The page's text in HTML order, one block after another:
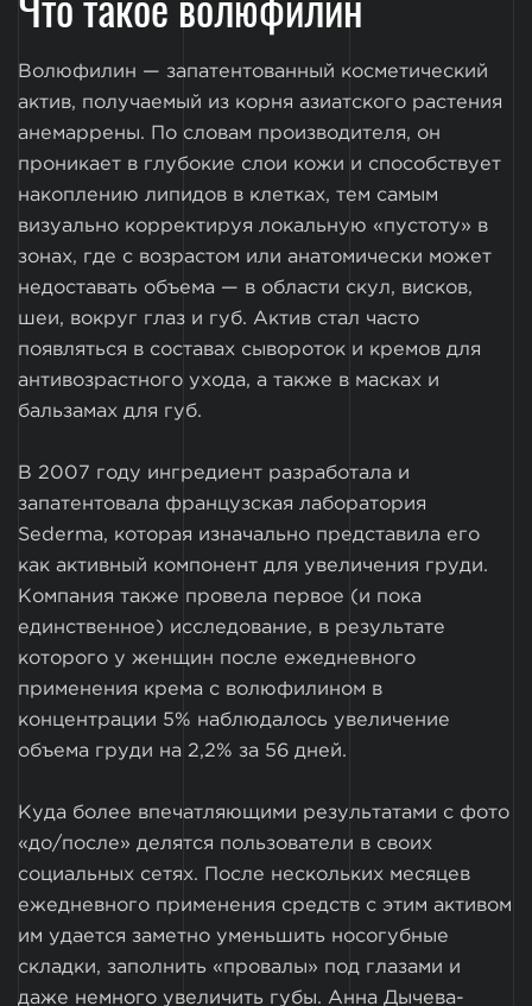
Волюфилин — запатентованный косметический
актив, получаемый из корня азиатского растения
анемаррены. По словам производителя, он
проникает в глубокие слои кожи и способствует
накоплению липидов в клетках, тем самым
визуально корректируя локальную «пустоту» в
зонах, где с возрастом или анатомически может
недоставать объема — в области скул, висков,
шеи, вокруг глаз и губ. Актив стал часто
появляться в составах сывороток и кремов для
антивозрастного ухода, а также в масках и
бальзамах для губ.
В 2007 году ингредиент разработала и
запатентовала французская лаборатория
Sederma, которая изначально представила его
как активный компонент для увеличения груди.
Компания также провела первое (и пока
единственное) исследование, в результате
которого у женщин после ежедневного
применения крема с волюфилином в
концентрации 5% наблюдалось увеличение
объема груди на 2,2% за 56 дней.
Куда более впечатляющими результатами с фото
«до/после» делятся пользователи в своих
социальных сетях. После нескольких месяцев
ежедневного применения средств с этим активом
им удается заметно уменьшить носогубные
складки, заполнить «провалы» под глазами и
даже немного увеличить губы. Анна Дычева-